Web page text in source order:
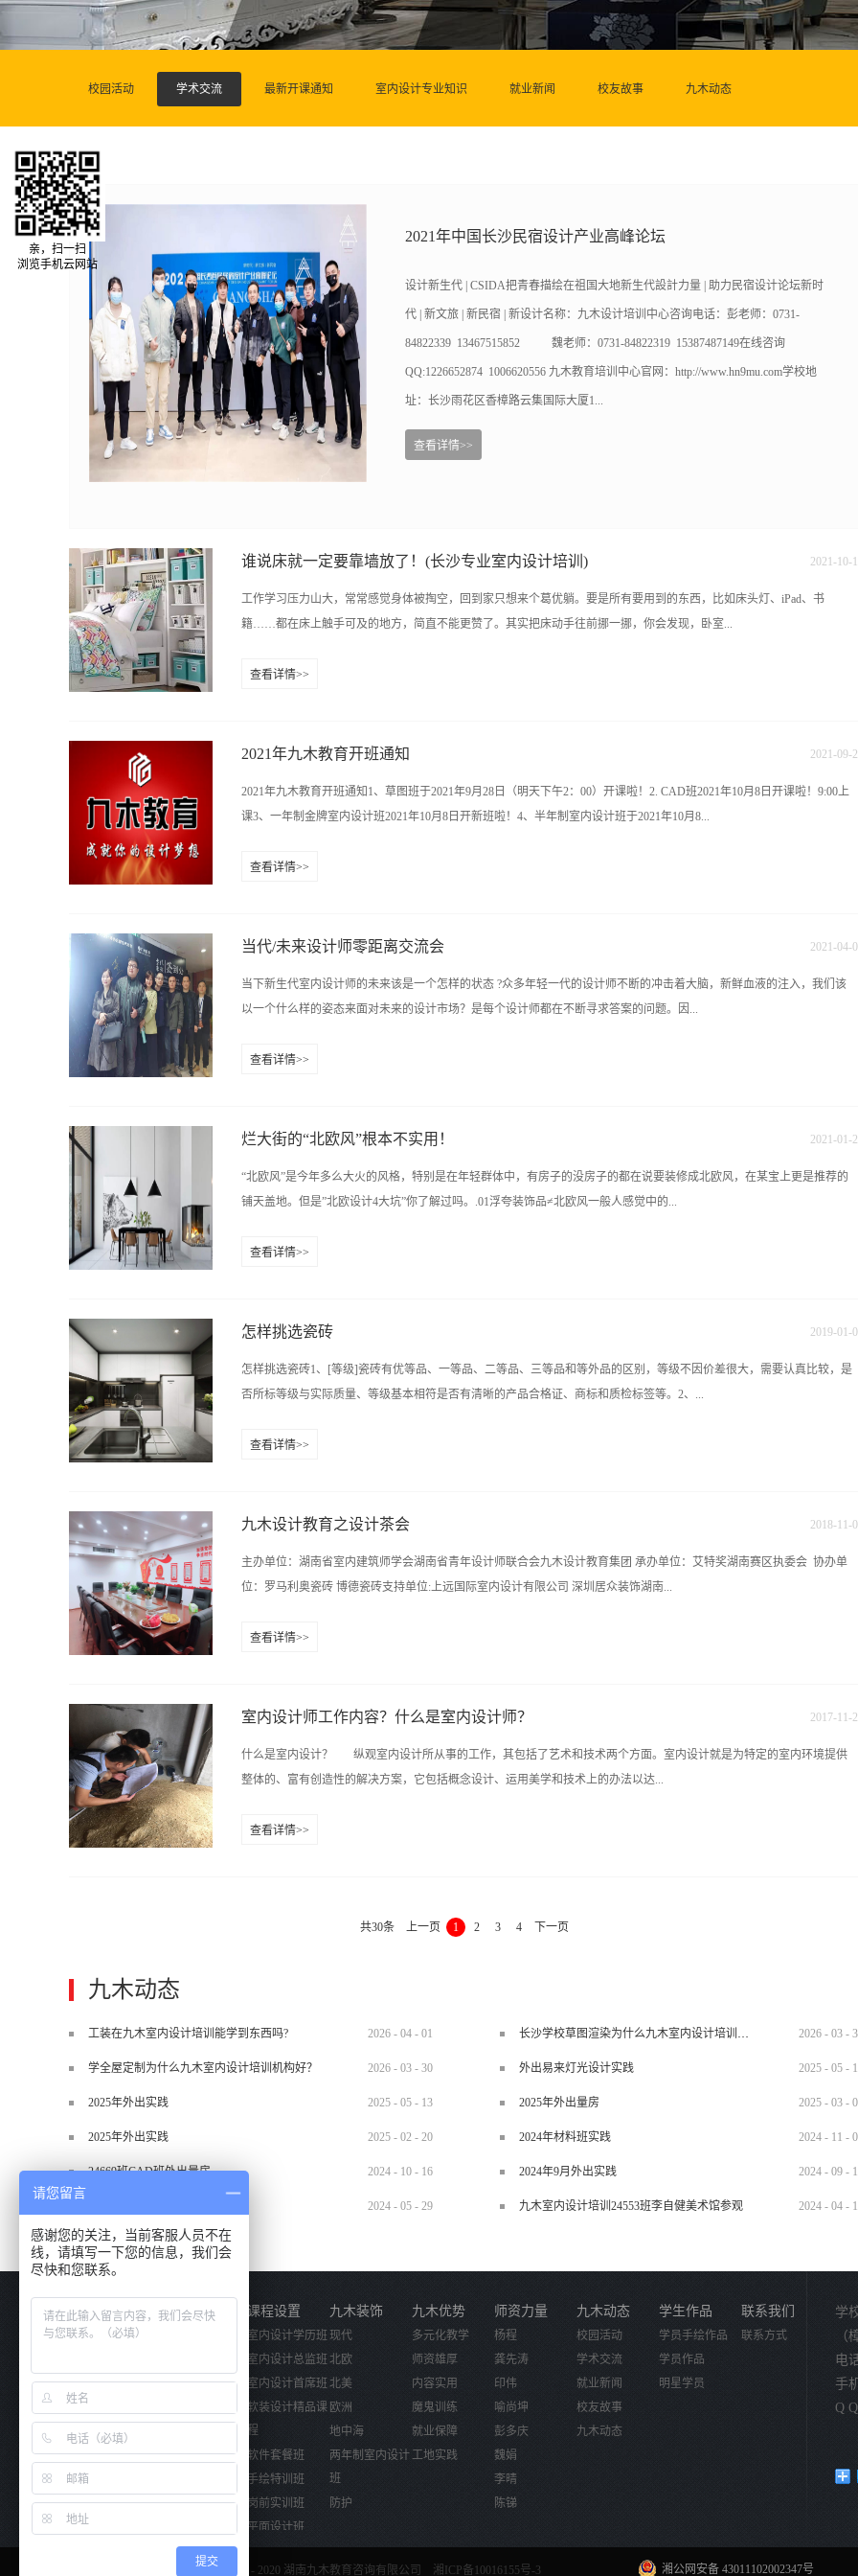
校园活动 学术交流 最新开课通知 室内设计专业知识 就业新闻 校友故事 九木动态
2021年中国长沙民宿设计产业高峰论坛
设计新生代 | CSIDA把青春描绘在祖国大地新生代設計力量 | 助力民宿设计论坛新时
代 | 新文旅 | 新民宿 | 新设计名称：九木设计培训中心咨询电话：彭老师：0731-
84822339 13467515852 魏老师：0731-84822319 15387487149在线咨询
QQ:1226652874 1006620556 九木教育培训中心官网：http://www.hn9mu.com学校地
址：长沙雨花区香樟路云集国际大厦1...
查看详情>>
谁说床就一定要靠墙放了！(长沙专业室内设计培训)
工作学习压力山大，常常感觉身体被掏空，回到家只想来个葛优躺。要是所有要用到的东西，比如床头灯、iPad、书
籍……都在床上触手可及的地方，简直不能更赞了。其实把床动手往前挪一挪，你会发现，卧室...
想收就收，用来放灯、放书、放首饰等等都OK。▼再往前挪一挪，衣帽间也有了。每天醒来伸手就可以拿衣服穿啦，又
就悲剧了哈哈。
2021 -10-
查看详情>>
2021年九木教育开班通知
2021年九木教育开班通知1、草图班于2021年9月28日（明天下午2：00）开课啦！2. CAD班2021年10月8日开课啦！9:00上
课3、一年制金牌室内设计班2021年10月8日开新班啦！4、半年制室内设计班于2021年10月8...
动吧www.hn9mu.com报名热线：13467515852地址：长沙雨花区香樟路云集大厦11楼名称：九木设计培训中心咨询电话：
教育培训中心官网：http://www.hn9mu.com学校地址：长沙雨花区香樟路云集国际大厦11楼（樟树屋站下车）
2021 -09-
查看详情>>
当代/未来设计师零距离交流会
当下新生代室内设计师的未来该是一个怎样的状态 ?众多年轻一代的设计师不断的冲击着大脑，新鲜血液的注入，我们该
以一个什么样的姿态来面对未来的设计市场？是每个设计师都在不断寻求答案的问题。因...
案设计师龚蓉老师;留学工装设计师朱灏老师.活动开始前签到留念交流会大致分为以下三个内容：1、前辈设计师分享环节
初衷 3.多出去看看严老师主要分享：全案流程：软装——硬装——落地了解产品,不同材质，不同工艺，价格不一样.龙老
师分享：光是有颜色的～色温（色彩达到一定的时候就会变成冷光。什么样的光照着最舒服，给人的心里感觉最好，根据
要分享北美室内设计的发展史，不同时代的历史背景以及家具装潢的不同特征。郝老师分享总结：1.设计师——创和造2.
2021 -04-
查看详情>>
烂大街的“北欧风”根本不实用！
“北欧风”是今年多么大火的风格，特别是在年轻群体中，有房子的没房子的都在说要装修成北欧风，在某宝上更是推荐的
铺天盖地。但是”北欧设计4大坑”你了解过吗。.01浮夸装饰品≠北欧风一般人感觉中的...
在无须过多的仿造装饰物点缀。那些宛如杂货铺的饰品还是扔了吧！.02四白落地≠北欧风德国当代设计大师迪特·拉姆斯
这些不太复杂的设计，却是营造北欧风的加分项，让空间看起来更加精致。.03层板吊柜≠北欧风你以为看到的那些网红风
层板吊柜（如下图），就是北欧收纳的精髓了吗。要说会会收纳，日本人的会收纳一般人还真学不来，而北欧的收纳精髓
欧风谷仓门（如下图）是欧美国家农场谷仓常用的一种吊轨移门，很多人认为这是北欧风的标配。但我想告诉你的是这种
2021 -01 -
查看详情>>
怎样挑选瓷砖
怎样挑选瓷砖1、[等级]瓷砖有优等品、一等品、二等品、三等品和等外品的区别，等级不因价差很大，需要认真比较，是
否所标等级与实际质量、等级基本相符是否有清晰的产品合格证、商标和质检标签等。2、...
要的是经久耐用。应注意边长误差超过0.2厘米以上的瓷砖混进一等品瓷砖的包装中，还应检查是否是缺釉、裂纹、剥皮、
粒、不光洁，颜色深浅不一、厚薄不匀甚至凹凸不平、呈云絮状者则为下品。4、[图案]好的瓷砖花纹、图案、色泽清晰，
工艺细腻精致，看起来很舒服，无明显漏色、错位、断线或深浅不一的现象。5、[声音]以左手拇指、食指和中指夹瓷砖一
系统学习室内设计瓷砖以硬度良好、韧性强、不易碎损为上品，可仔细观察运输中已碎的残片断裂处是细密还是松散，色
2019-01 -
查看详情>>
九木设计教育之设计茶会
主办单位：湖南省室内建筑师学会湖南省青年设计师联合会九木设计教育集团 承办单位：艾特奖湖南赛区执委会 协办单
位：罗马利奥瓷砖 博德瓷砖支持单位:上远国际室内设计有限公司 深圳居众装饰湖南...
受大师风采的同时把握高端设计脉搏，体会当今湖湘设计发展历程，同步设计前沿潮流！活动时间2018年10月29号 星期
总监】 上远国际室内设计有限公司 创始人FCIS•上远国际设计研究院 院长艾特奖的执委会主席龍承奖评审团副主席湖南
室内装饰设计师协会轮值会长湖南建筑室内设计委员常务理事全球先锋设计协会理事会员长沙设计师专业委员会理事会员
级陈...
2018-11 -
查看详情>>
室内设计师工作内容？什么是室内设计师？
什么是室内设计？ 纵观室内设计所从事的工作，其包括了艺术和技术两个方面。室内设计就是为特定的室内环境提供
整体的、富有创造性的解决方案，它包括概念设计、运用美学和技术上的办法以达...
很多，诸如室内空间的尺寸、空间结构的潜能和局限性等方面的因素；室内空间的具体用途，是作为工作或休闲、娱乐或
回音）。设计师必须对上述要素具备美学、适用性和技术上可行的欣赏能力，设计师必须了解人们如何使用上述元素以及
2017-11 -
查看详情>>
共30条 上一页 1 2 3 4 下一页
九木动态
工装在九木室内设计培训能学到东西吗? 2026 - 04 - 01 长沙学校草图渲染为什么九木室内设计培训机构好？ 2026 - 03 -
学全屋定制为什么九木室内设计培训机构好？ 2026 - 03 - 30 外出易来灯光设计实践 2025 - 05 -
2025年外出实践 2025 - 05 - 13 2025年外出量房 2025 - 03 -
2025年外出实践 2025 - 02 - 20 2024年材料班实践 2024 - 11 -
24669班CAD班外出量房 2024 - 10 - 16 2024年9月外出实践 2024 - 09 -
2024 - 05 - 29 九木室内设计培训24553班李自健美术馆参观 2024 - 04 -
关于我们
活动视频
课程设置
室内设计学历班
室内设计总监班
室内设计首席班
软装设计精品课
程
软件套餐班
手绘特训班
岗前实训班
平面设计班
电脑数字手绘班
九木装饰
现代
北欧
北美
欧洲
地中海
两年制室内设计
班
防护
九木优势
多元化教学
师资雄厚
内容实用
魔鬼训练
就业保障
工地实践
师资力量
杨程
龚先涛
印伟
喻尚坤
彭多庆
魏娟
李晴
陈锑
九木动态
校园活动
学术交流
就业新闻
校友故事
九木动态
学生作品
学员手绘作品
学员作品
明星学员
联系我们
联系方式
Copyright © 2017 - 2020 湖南九木教育咨询有限公司 湘ICP备10016155号-3
学
（
电
手
Q
湘公网安备 43011102002347号
亲，扫一扫
浏览手机云网站
请您留言
感谢您的关注，当前客服人员不在
线，请填写一下您的信息，我们会
尽快和您联系。
提交